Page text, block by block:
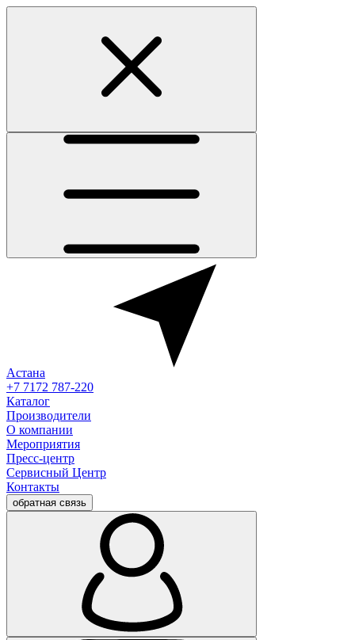
Астана
+7 7172 787-220
Каталог
Производители
О компании
Мероприятия
Пресс-центр
Сервисный Центр
Контакты
обратная связь